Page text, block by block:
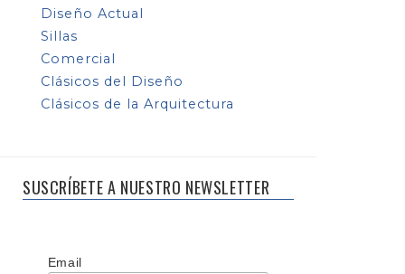
Diseño Actual
Sillas
Comercial
Clásicos del Diseño
Clásicos de la Arquitectura
SUSCRÍBETE A NUESTRO NEWSLETTER
Email